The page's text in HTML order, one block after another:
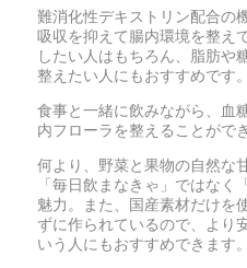
難消化性デキストリン配合の
吸収を抑えて腸内環境を整え
したい人はもちろん、脂肪や
整えたい人にもおすすめです。
食事と一緒に飲みながら、血
内フローラを整えることがで
何より、野菜と果物の自然な
「毎日飲まなきゃ」ではな
魅力。また、国産素材だけを
ずに作られているので、より
いう人にもおすすめできます。